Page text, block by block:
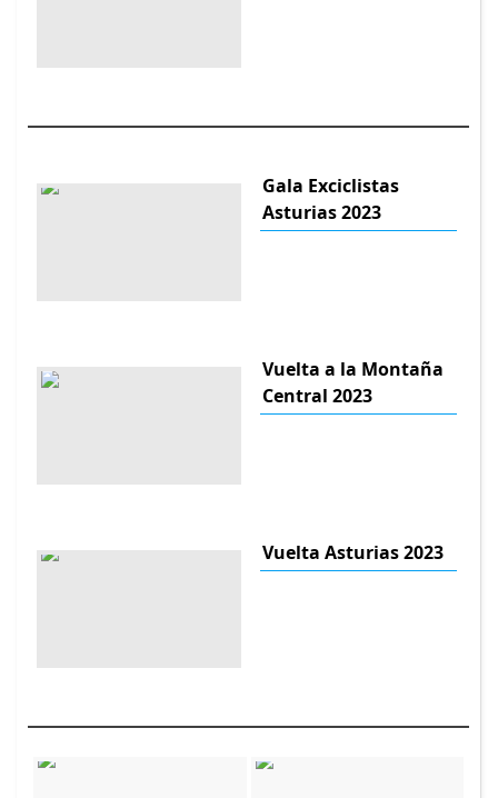
Gala Exciclistas
Asturias 2023
Vuelta a la Montaña
Central 2023
Vuelta Asturias 2023